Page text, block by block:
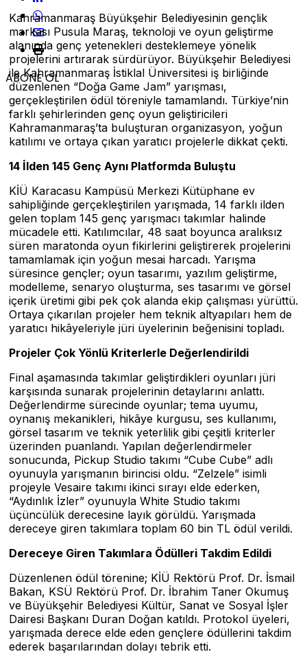
ABONE OL
Kahramanmaraş Büyükşehir Belediyesinin gençlik
markası Pusula Maraş, teknoloji ve oyun geliştirme
alanında genç yetenekleri desteklemeye yönelik
projelerini artırarak sürdürüyor. Büyükşehir Belediyesi
ile Kahramanmaraş İstiklal Üniversitesi iş birliğinde
düzenlenen “Doğa Game Jam” yarışması,
gerçekleştirilen ödül töreniyle tamamlandı. Türkiye’nin
farklı şehirlerinden genç oyun geliştiricileri
Kahramanmaraş’ta buluşturan organizasyon, yoğun
katılımı ve ortaya çıkan yaratıcı projelerle dikkat çekti.
14 İlden 145 Genç Aynı Platformda Buluştu
KİÜ Karacasu Kampüsü Merkezi Kütüphane ev
sahipliğinde gerçekleştirilen yarışmada, 14 farklı ilden
gelen toplam 145 genç yarışmacı takımlar halinde
mücadele etti. Katılımcılar, 48 saat boyunca aralıksız
süren maratonda oyun fikirlerini geliştirerek projelerini
tamamlamak için yoğun mesai harcadı. Yarışma
süresince gençler; oyun tasarımı, yazılım geliştirme,
modelleme, senaryo oluşturma, ses tasarımı ve görsel
içerik üretimi gibi pek çok alanda ekip çalışması yürüttü.
Ortaya çıkarılan projeler hem teknik altyapıları hem de
yaratıcı hikâyeleriyle jüri üyelerinin beğenisini topladı.
Projeler Çok Yönlü Kriterlerle Değerlendirildi
Final aşamasında takımlar geliştirdikleri oyunları jüri
karşısında sunarak projelerinin detaylarını anlattı.
Değerlendirme sürecinde oyunlar; tema uyumu,
oynanış mekanikleri, hikâye kurgusu, ses kullanımı,
görsel tasarım ve teknik yeterlilik gibi çeşitli kriterler
üzerinden puanlandı. Yapılan değerlendirmeler
sonucunda, Pickup Studio takımı “Cube Cube” adlı
oyunuyla yarışmanın birincisi oldu. “Zelzele” isimli
projeyle Vesaire takımı ikinci sırayı elde ederken,
“Aydınlık İzler” oyunuyla White Studio takımı
üçüncülük derecesine layık görüldü. Yarışmada
dereceye giren takımlara toplam 60 bin TL ödül verildi.
Dereceye Giren Takımlara Ödülleri Takdim Edildi
Düzenlenen ödül törenine; KİÜ Rektörü Prof. Dr. İsmail
Bakan, KSÜ Rektörü Prof. Dr. İbrahim Taner Okumuş
ve Büyükşehir Belediyesi Kültür, Sanat ve Sosyal İşler
Dairesi Başkanı Duran Doğan katıldı. Protokol üyeleri,
yarışmada derece elde eden gençlere ödüllerini takdim
ederek başarılarından dolayı tebrik etti.